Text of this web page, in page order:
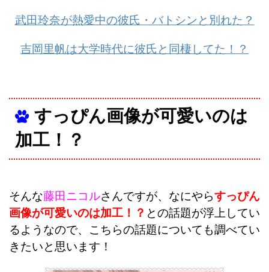
武田玲奈が熱愛中の彼氏・バトシンと別れた？
吉岡里帆は大学時代に彼氏と同棲してた！？
すっぴん画像が可愛いのは
加工！？
そんな藤田ニコルさんですが、 なにやらすっぴん
画像が可愛いのは加工！？ との話題が浮上してい
るようなので、こちらの話題についても調べてい
きたいと思います！